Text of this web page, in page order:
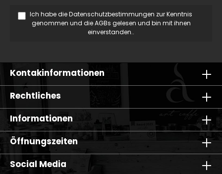
Ich habe dieDatenschutzbestimmungen zur Kenntnis
genommen und dieAGBs gelesen und bin mit ihnen
einverstanden..
Kontakinformationen
Rechtliches
Informationen
Öffnungszeiten
Social Media